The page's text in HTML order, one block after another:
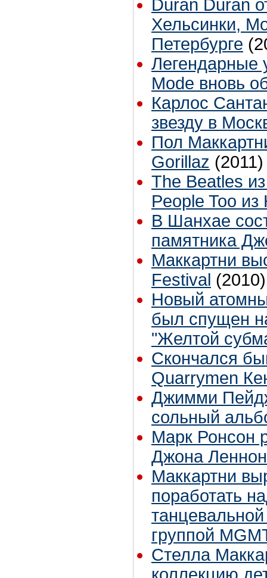
Duran Duran
Хельсинки,
Петербурге
Легендарные
Mode вновь
Карлос
звезду в
Пол
Gorillaz (2011)
The Beatles
People Too
В Шанхае
памятника
Маккартни
Festival (2010)
Новый
был спущен
"Желтой
Скончался
Quarrymen
Джимми
сольный
Марк Ронсон
Джона
Маккартни
поработать
группой
Стелла